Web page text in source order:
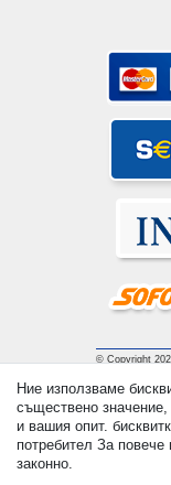
© Copyright
Ние използваме
съществено
и вашия опит.
потребител За
законно.